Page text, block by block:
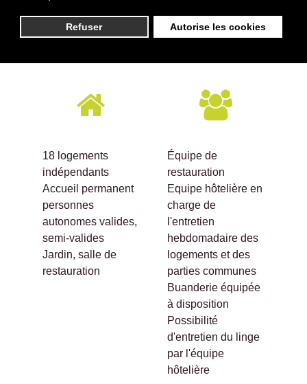
Refuser Autorise les cookies
Nos services
18 logements
indépendants
Accueil permanent
personnes
autonomes valides,
semi-valides
Jardin, salle de
restauration
Équipe de
restauration
Equipe hôtelière en
charge de
l'entretien
hebdomadaire des
logements et des
parties communes
Buanderie équipée
à disposition
Possibilité
d'entretien du linge
par l'équipe
hôtelière